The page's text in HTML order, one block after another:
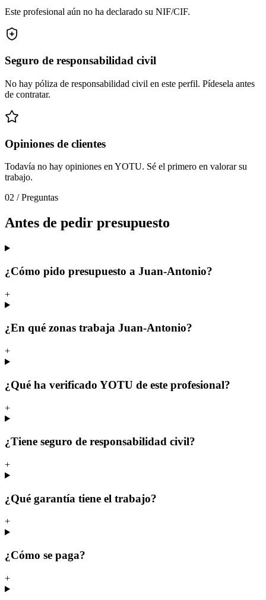
Este profesional aún no ha declarado su NIF/CIF.
Seguro de responsabilidad civil
No hay póliza de responsabilidad civil en este perfil. Pídesela antes
de contratar.
Opiniones de clientes
Todavía no hay opiniones en YOTU. Sé el primero en valorar su
trabajo.
02 /Preguntas
Antes de pedir presupuesto
¿Cómo pido presupuesto a Juan-Antonio?
+
¿En qué zonas trabaja Juan-Antonio?
+
¿Qué ha verificado YOTU de este profesional?
+
¿Tiene seguro de responsabilidad civil?
+
¿Qué garantía tiene el trabajo?
+
¿Cómo se paga?
+